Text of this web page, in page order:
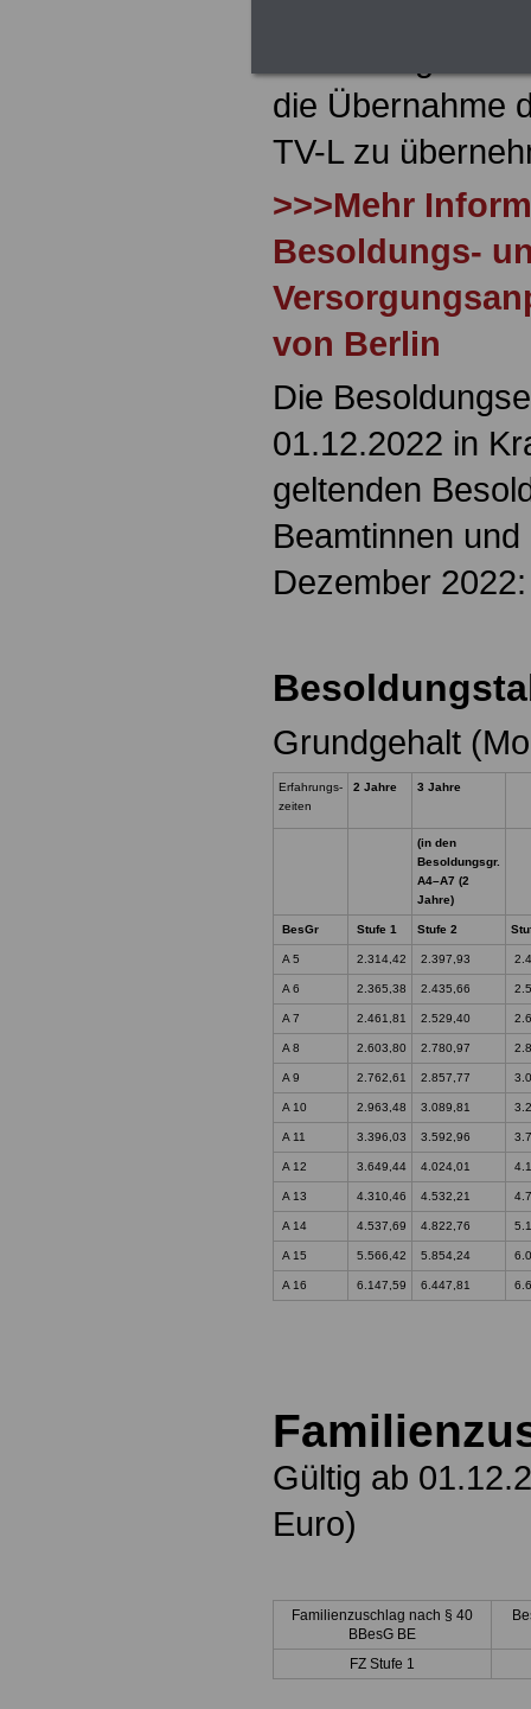
die Übernahme
TV-L zu
>>>Mehr
Besoldungs-
von Berlin
Die
01.12.2022 in
geltenden
Beamtinnen
Dezember 2022:
Grundgehalt
Erfahrungs-
zeiten
2 Jahre 3 Jahre
(in den
Besoldungsgr.
A4–A7 (2
Jahre)
BesGr Stufe 1 Stufe 2
A 5 2.314,42 2.397,93
A 6 2.365,38 2.435,66
A 7 2.461,81 2.529,40
A 8 2.603,80 2.780,97
A 9 2.762,61 2.857,77
A 10 2.963,48 3.089,81
A 11 3.396,03 3.592,96
A 12 3.649,44 4.024,01
A 13 4.310,46 4.532,21
A 14 4.537,69 4.822,76
A 15 5.566,42 5.854,24
A 16 6.147,59 6.447,81
Gültig ab
Euro)
Familienzuschlag nach § 40
BBesG BE
FZ Stufe 1